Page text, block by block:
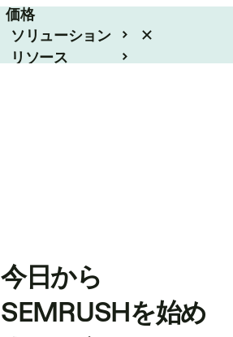
価格
ソリューション
リソース
今日から
SEMRUSHを始め